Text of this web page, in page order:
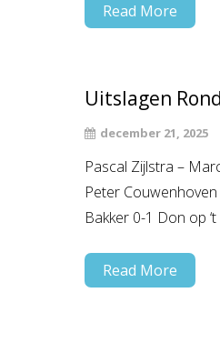
Read More
Uitslagen
december 21, 2025
Pascal Zijlstra –
Peter
Bakker 0-1 Don op
Read More